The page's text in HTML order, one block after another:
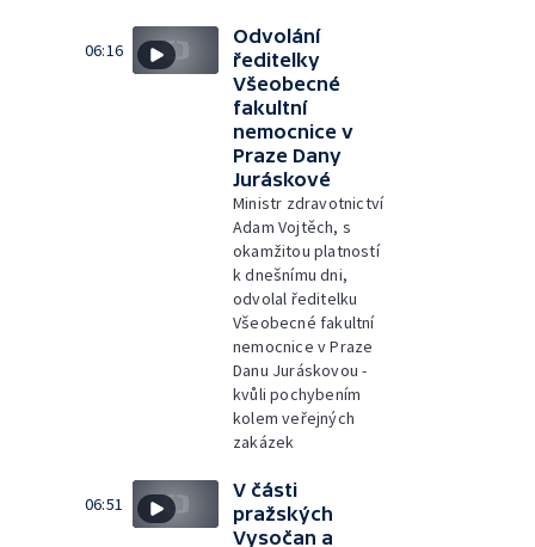
06:16
Odvolání
ředitelky
Všeobecné
fakultní
nemocnice v
Praze Dany
Juráskové
Ministr zdravotnictví
Adam Vojtěch, s
okamžitou platností
k dnešnímu dni,
odvolal ředitelku
Všeobecné fakultní
nemocnice v Praze
Danu Juráskovou -
kvůli pochybením
kolem veřejných
zakázek
06:51
V části
pražských
Vysočan a